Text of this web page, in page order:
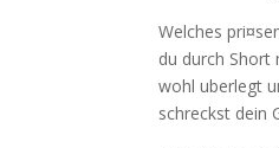
Welches
du durch Short
wohl uberlegt
schreckst dein